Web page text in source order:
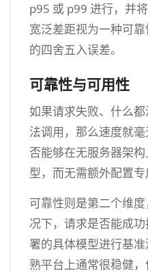
p95 或 p99 进行，并
宽泛差距视为一种可
的四舍五入误差。
可靠性与可用性
如果请求失败、什么
法调用，那么速度就
否能够在无服务器架
型，而无需额外配置专
可靠性则是第二个维
况下，请求是否能成
署的具体模型进行基
熟平台上通常很稳健